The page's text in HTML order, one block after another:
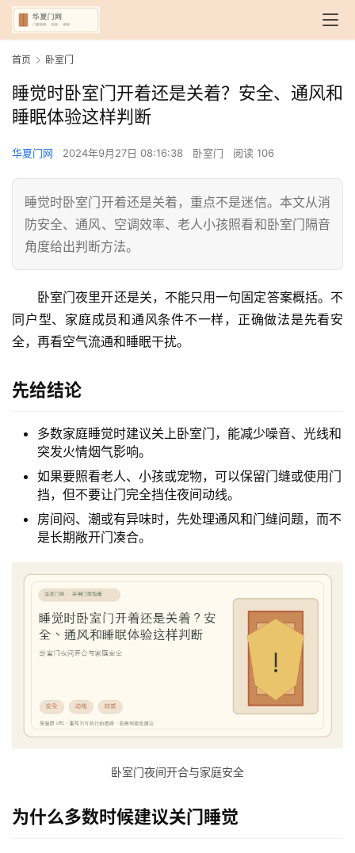
首页 卧室门
睡觉时卧室门开着还是关着？安全、通风和
睡眠体验这样判断
华夏门网 2024年9月27日 08:16:38 卧室门 阅读 106
睡觉时卧室门开着还是关着，重点不是迷信。本文从消
防安全、通风、空调效率、老人小孩照看和卧室门隔音
角度给出判断方法。
卧室门夜里开还是关，不能只用一句固定答案概括。不
同户型、家庭成员和通风条件不一样，正确做法是先看安
全，再看空气流通和睡眠干扰。
先给结论
多数家庭睡觉时建议关上卧室门，能减少噪音、光线和
突发火情烟气影响。
如果要照看老人、小孩或宠物，可以保留门缝或使用门
挡，但不要让门完全挡住夜间动线。
房间闷、潮或有异味时，先处理通风和门缝问题，而不
是长期敞开门凑合。
卧室门夜间开合与家庭安全
为什么多数时候建议关门睡觉